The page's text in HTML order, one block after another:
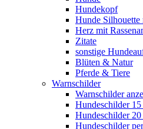
Hundekopf
Hunde Silhouette
Herz mit
Zitate
sonstige
Blüten & Natur
Pferde & Tiere
Warnschilder
Warnschilder
Hundeschilder
Hundeschilder
Hundeschilder